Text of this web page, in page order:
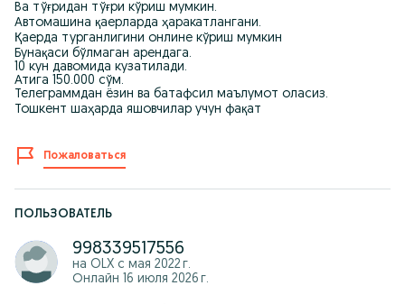
Ва тўғридан тўғри кўриш мумкин.
Автомашина қаерларда ҳаракатлангани.
Қаерда турганлигини онлине кўриш мумкин
Бунақаси бўлмаган арендага.
10 кун давомида кузатилади.
Атига 150.000 сўм.
Телеграммдан ёзин ва батафсил маълумот оласиз.
Тошкент шаҳарда яшовчилар учун фақат
Пожаловаться
ПОЛЬЗОВАТЕЛЬ
998339517556
на OLX с мая 2022 г.
Онлайн 16 июля 2026 г.